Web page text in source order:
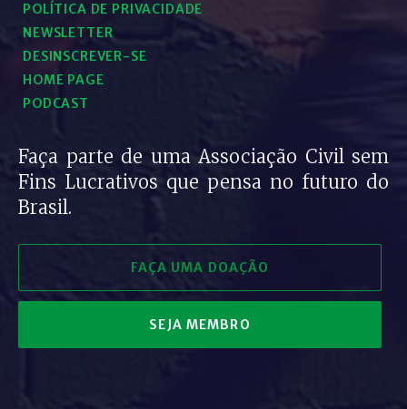
POLÍTICA DE PRIVACIDADE
NEWSLETTER
DESINSCREVER-SE
HOME PAGE
PODCAST
Faça parte de uma Associação Civil sem
Fins Lucrativos que pensa no futuro do
Brasil.
FAÇA UMA DOAÇÃO
SEJA MEMBRO